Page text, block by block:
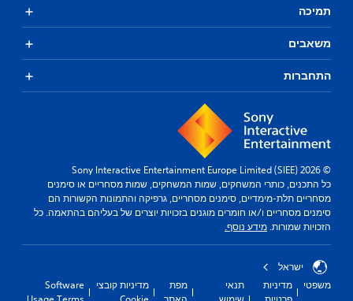
תמיכה
משאבים
התחברות
© 2026 Sony Interactive Entertainment Europe Limited (SIEE)
כל התכנים, כותרי המשחקים, שמות המשחקים, שמות מסחריים או סימנים
מסחריים תלת-מימדיים, סימנים מסחריים, גרפיקה והתמונות הקשורות הם
סימנים מסחריים ו/או חומרים מוגנים בזכויות יוצרים של בעליהם בהתאמה. כל
הזכויות שמורות.מידע נוסף.
ישראל
משפטי
מדיניות
תנאי
מפת
מדיניות קובצי
Software